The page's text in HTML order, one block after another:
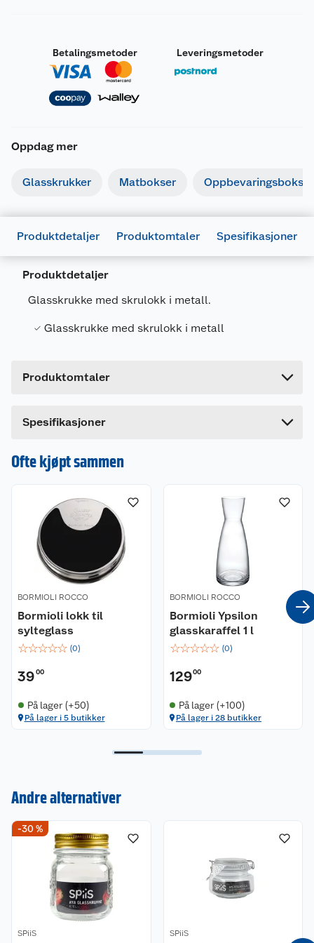
Betalingsmetoder Leveringsmetoder
Oppdag mer
Glasskrukker Matbokser
Produktdetaljer Produktomtaler Spesifikasjoner
Produktdetaljer
Glasskrukke med skrulokk i metall.
Glasskrukke med skrulokk i metall
Produktomtaler
Spesifikasjoner
Artikkelnummer
8004360020656
artikkelnummer
357750MDE121990
Ofte kjøpt sammen
BORMIOLI ROCCO
Bormioli lokk til
sylteglass
☆☆☆☆☆ (0)
3900
På lager (+50)
På lager i 5 butikker
BORMIOLI ROCCO
Bormioli Ypsilon
glasskaraffel 1 l
☆☆☆☆☆ (0)
12900
På lager (+100)
På lager i 28 butikker
Andre alternativer
-30 %
SPiiS SPiiS
Nyheter
Våre butikker
Våre merkevarer
Angre- og returrett
Reklamasjon og garanti
Ofte stilte spørsmål